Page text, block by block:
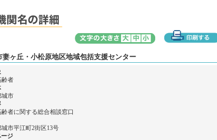
妻ヶ丘・小松原地区地域包括支援センター
齢者
城市
齢者に関する総合相談窓口
城市平江町2街区13号
ジ